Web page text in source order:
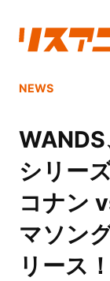
NEWS
シリー
コナン
マソン
リース